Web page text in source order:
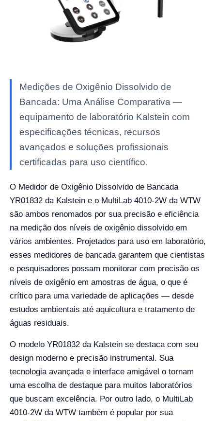
Medições de Oxigênio Dissolvido de
Bancada: Uma Análise Comparativa —
equipamento de laboratório Kalstein com
especificações técnicas, recursos
avançados e soluções profissionais
certificadas para uso científico.
O Medidor de Oxigênio Dissolvido de Bancada
YR01832 da Kalstein e o MultiLab 4010-2W da WTW
são ambos renomados por sua precisão e eficiência
na medição dos níveis de oxigênio dissolvido em
vários ambientes. Projetados para uso em laboratório,
esses medidores de bancada garantem que cientistas
e pesquisadores possam monitorar com precisão os
níveis de oxigênio em amostras de água, o que é
crítico para uma variedade de aplicações — desde
estudos ambientais até aquicultura e tratamento de
águas residuais.
O modelo YR01832 da Kalstein se destaca com seu
design moderno e precisão instrumental. Sua
tecnologia avançada e interface amigável o tornam
uma escolha de destaque para muitos laboratórios
que buscam excelência. Por outro lado, o MultiLab
4010-2W da WTW também é popular por sua